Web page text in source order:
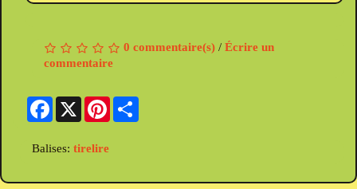
0 commentaire(s) / Écrire un
commentaire
Facebook
X Pinterest
Balises: tirelire